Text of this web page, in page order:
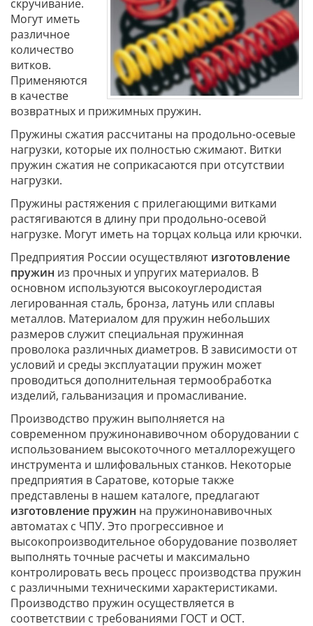
скручивание.
Могут иметь
различное
количество
витков.
Применяются
в качестве
возвратных и прижимных пружин.
Пружины сжатия рассчитаны на продольно-осевые
нагрузки, которые их полностью сжимают. Витки
пружин сжатия не соприкасаются при отсутствии
нагрузки.
Пружины растяжения с прилегающими витками
растягиваются в длину при продольно-осевой
нагрузке. Могут иметь на торцах кольца или крючки.
Предприятия России осуществляют изготовление
пружин из прочных и упругих материалов. В
основном используются высокоуглеродистая
легированная сталь, бронза, латунь или сплавы
металлов. Материалом для пружин небольших
размеров служит специальная пружинная
проволока различных диаметров. В зависимости от
условий и среды эксплуатации пружин может
проводиться дополнительная термообработка
изделий, гальванизация и промасливание.
Производство пружин выполняется на
современном пружинонавивочном оборудовании с
использованием высокоточного металлорежущего
инструмента и шлифовальных станков. Некоторые
предприятия в Саратове, которые также
представлены в нашем каталоге, предлагают
изготовление пружин на пружинонавивочных
автоматах с ЧПУ. Это прогрессивное и
высокопроизводительное оборудование позволяет
выполнять точные расчеты и максимально
контролировать весь процесс производства пружин
с различными техническими характеристиками.
Производство пружин осуществляется в
соответствии с требованиями ГОСТ и ОСТ.